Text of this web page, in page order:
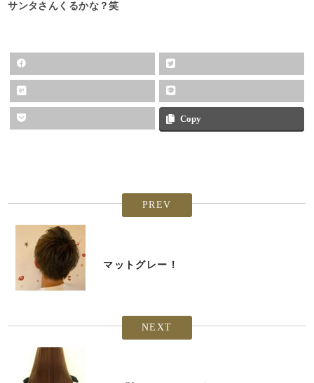
サンタさんくるかな？笑
Copy
PREV
マットグレー！
NEXT